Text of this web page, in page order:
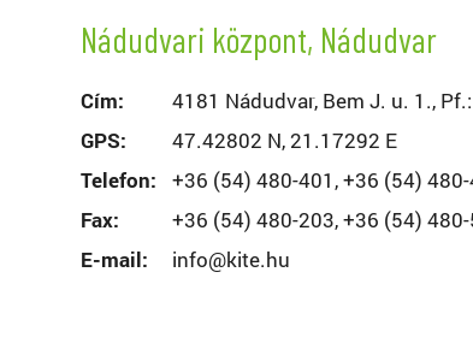
Nádudvari központ, Nádudvar
Cím:
4181 Nádudvar, Bem J. u. 1.,
GPS:
47.42802 N, 21.17292 E
Telefon:
+36 (54) 480-401, +36 (54)
Fax:
+36 (54) 480-203, +36 (54)
E-mail:
info@kite.hu